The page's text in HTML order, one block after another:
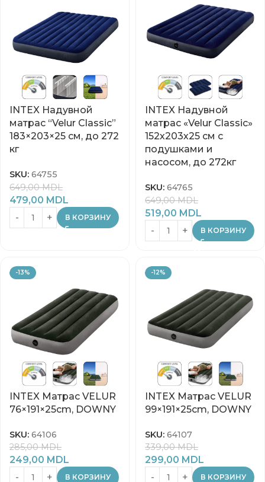
INTEX Надувной
матрас “Velur Classic”
183×203×25 см, до 272
кг
SKU: 64755
649,00MDL
479,00 MDL
В КОРЗИНУ
INTEX Надувной
матрас «Velur Classic»
152х203х25 см с
подушками и
насосом, до 272кг
SKU: 64765
649,00MDL
519,00 MDL
В КОРЗИНУ
-13%
INTEX Матрас VELUR
76×191×25cm, DOWNY
SKU: 64106
285,00MDL
249,00 MDL
В КОРЗИНУ
-12%
INTEX Матрас VELUR
99×191×25cm, DOWNY
SKU: 64107
339,00MDL
299,00 MDL
В КОРЗИНУ